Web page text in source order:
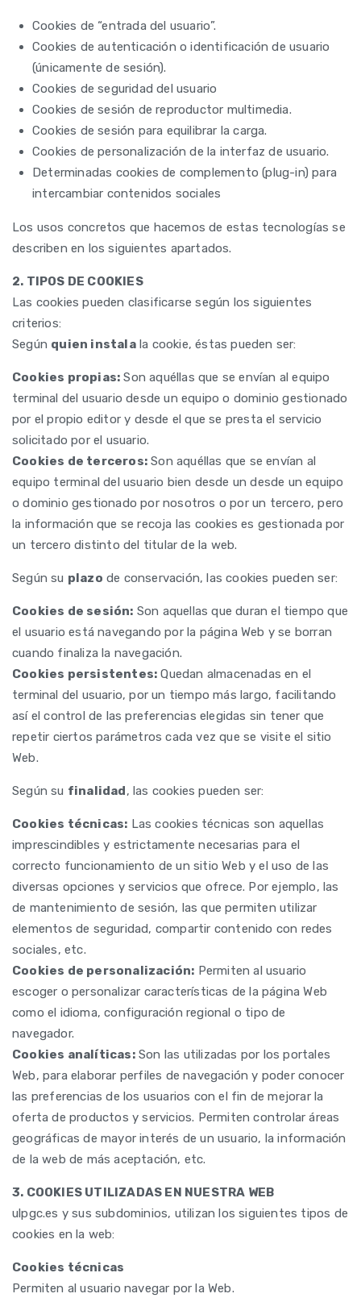
Cookies de “entrada del usuario”.
Cookies de autenticación o identificación de usuario
(únicamente de sesión).
Cookies de seguridad del usuario
Cookies de sesión de reproductor multimedia.
Cookies de sesión para equilibrar la carga.
Cookies de personalización de la interfaz de usuario.
Determinadas cookies de complemento (plug-in) para
intercambiar contenidos sociales
Los usos concretos que hacemos de estas tecnologías se
describen en los siguientes apartados.
2. TIPOS DE COOKIES
Las cookies pueden clasificarse según los siguientes
criterios:
Según quien instalala cookie, éstas pueden ser:
Cookies propias: Son aquéllas que se envían al equipo
terminal del usuario desde un equipo o dominio gestionado
por el propio editor y desde el que se presta el servicio
solicitado por el usuario.
Cookies de terceros: Son aquéllas que se envían al
equipo terminal del usuario bien desde un desde un equipo
o dominio gestionado por nosotros o por un tercero, pero
la información que se recoja las cookies es gestionada por
un tercero distinto del titular de la web.
Según su plazo de conservación, las cookies pueden ser:
Cookies de sesión: Son aquellas que duran el tiempo que
el usuario está navegando por la página Web y se borran
cuando finaliza la navegación.
Cookies persistentes: Quedan almacenadas en el
terminal del usuario, por un tiempo más largo, facilitando
así el control de las preferencias elegidas sin tener que
repetir ciertos parámetros cada vez que se visite el sitio
Web.
Según su finalidad, las cookies pueden ser:
Cookies técnicas: Las cookies técnicas son aquellas
imprescindibles y estrictamente necesarias para el
correcto funcionamiento de un sitio Web y el uso de las
diversas opciones y servicios que ofrece. Por ejemplo, las
de mantenimiento de sesión, las que permiten utilizar
elementos de seguridad, compartir contenido con redes
sociales, etc.
Cookies de personalización: Permiten al usuario
escoger o personalizar características de la página Web
como el idioma, configuración regional o tipo de
navegador.
Cookies analíticas:Son las utilizadas por los portales
Web, para elaborar perfiles de navegación y poder conocer
las preferencias de los usuarios con el fin de mejorar la
oferta de productos y servicios. Permiten controlar áreas
geográficas de mayor interés de un usuario, la información
de la web de más aceptación, etc.
3. COOKIES UTILIZADAS EN NUESTRA WEB
ulpgc.es y sus subdominios, utilizan los siguientes tipos de
cookies en la web:
Cookies técnicas
Permiten al usuario navegar por la Web.